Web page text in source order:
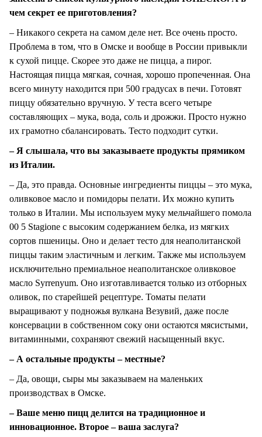
чем секрет ее приготовления?
– Никакого секрета на самом деле нет. Все очень просто.
Проблема в том, что в Омске и вообще в России привыкли
к сухой пицце. Скорее это даже не пицца, а пирог.
Настоящая пицца мягкая, сочная, хорошо пропеченная. Она
всего минуту находится при 500 градусах в печи. Готовят
пиццу обязательно вручную. У теста всего четыре
составляющих – мука, вода, соль и дрожжи. Просто нужно
их грамотно сбалансировать. Тесто подходит сутки.
– Я слышала, что вы заказываете продукты прямиком
из Италии.
– Да, это правда. Основные ингредиенты пиццы – это мука,
оливковое масло и помидоры пелати. Их можно купить
только в Италии. Мы используем муку мельчайшего помола
00 5 Stagione с высоким содержанием белка, из мягких
сортов пшеницы. Оно и делает тесто для неаполитанской
пиццы таким эластичным и легким. Также мы используем
исключительно премиальное неаполитанское оливковое
масло Syrrenyum. Оно изготавливается только из отборных
оливок, по старейшей рецептуре. Томаты пелати
выращивают у подножья вулкана Везувий, даже после
консервации в собственном соку они остаются мясистыми,
витаминными, сохраняют свежий насыщенный вкус.
– А остальные продукты – местные?
– Да, овощи, сыры мы заказываем на маленьких
производствах в Омске.
– Ваше меню пицц делится на традиционное и
инновационное. Второе – ваша заслуга?